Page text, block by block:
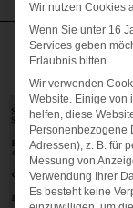
Knie
Wir nutzen Cookies
Wenn Sie unter 16
Services geben
Erlaubnis bitten.
Wir verwenden
Website. Einige von
helfen, diese
Personenbezogene
Adressen), z. B. für
Messung von
Verwendung Ihrer
Es besteht keine